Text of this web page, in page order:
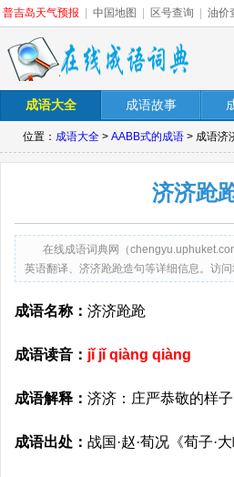
普吉岛天气预报 中国地图 区号查询 油价
成语大全 成语故事
位置： 成语大全 > AABB式的成语 > 成语济
济济跄
在线成语词典网（
英语翻译、济济跄跄造句等详细信息。访
成语名称： 济济跄跄
成语读音： jǐ jǐ qiàng qiàng
成语解释： 济济：庄严恭敬的样
成语出处： 战国·赵·荀况《荀子·